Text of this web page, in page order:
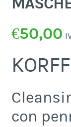
€50,00
KORFF
con